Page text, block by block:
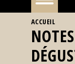
À
la
une
VOUS ÊTES ICI
ACCUEIL